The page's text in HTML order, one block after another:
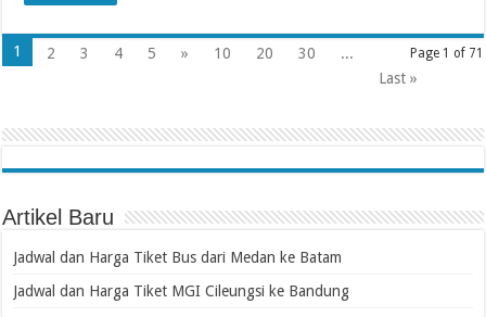
Page 1 of 71
1 2 3 4 5 » 10 20 30
...
Last »
Artikel Baru
Jadwal dan Harga Tiket Bus dari Medan ke Batam
Jadwal dan Harga Tiket MGI Cileungsi ke Bandung